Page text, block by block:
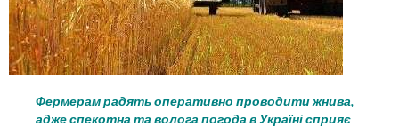
Фермерам радять оперативно проводити жнива,
адже спекотна та волога погода в Україні сприяє